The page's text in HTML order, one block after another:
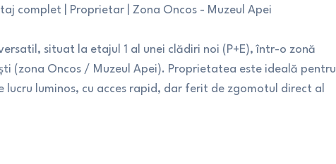
complet | Proprietar | Zona Oncos - Muzeul Apei
situat la etajul 1 al unei clădiri noi (P+E), într-o zonă
(zona Oncos / Muzeul Apei). Proprietatea este ideală pentru
lucru luminos, cu acces rapid, dar ferit de zgomotul direct al